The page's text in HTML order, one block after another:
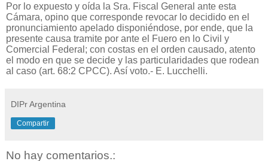
Por lo expuesto y oída la Sra. Fiscal General ante esta
Cámara, opino que corresponde revocar lo decidido en el
pronunciamiento apelado disponiéndose, por ende, que la
presente causa tramite por ante el Fuero en lo Civil y
Comercial Federal; con costas en el orden causado, atento
el modo en que se decide y las particularidades que rodean
al caso (art. 68:2 CPCC). Así voto.- E. Lucchelli.
DIPr Argentina
Compartir
No hay comentarios.: